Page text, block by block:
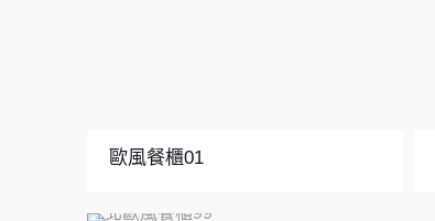
歐風餐櫃01